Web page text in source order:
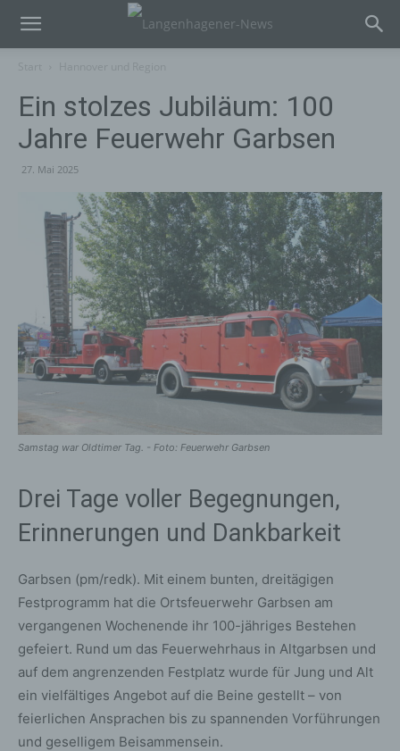
Ein stolzes Jubiläum: 100
Jahre Feuerwehr Garbsen
27. Mai 2025
Samstag war Oldtimer Tag. - Foto: Feuerwehr Garbsen
Drei Tage voller Begegnungen,
Erinnerungen und Dankbarkeit
Garbsen (pm/redk). Mit einem bunten, dreitägigen
Festprogramm hat die Ortsfeuerwehr Garbsen am
vergangenen Wochenende ihr 100-jähriges Bestehen
gefeiert. Rund um das Feuerwehrhaus in Altgarbsen und
auf dem angrenzenden Festplatz wurde für Jung und Alt
ein vielfältiges Angebot auf die Beine gestellt – von
feierlichen Ansprachen bis zu spannenden Vorführungen
und geselligem Beisammensein.